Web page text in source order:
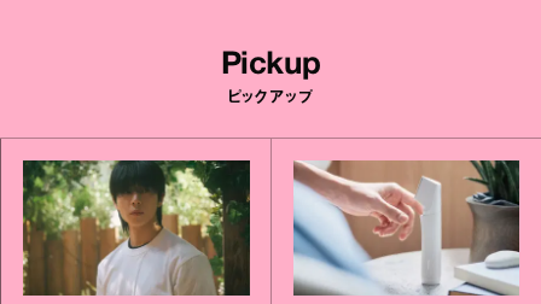
Pickup
ピックアップ